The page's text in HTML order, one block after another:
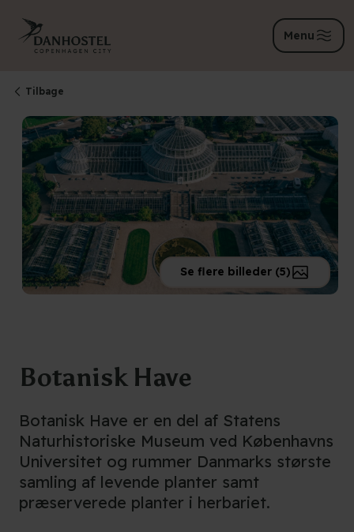
Menu
Tilbage
Se flere billeder (5)
Botanisk Have
Botanisk Have er en del af Statens
Naturhistoriske Museum ved Københavns
Universitet og rummer Danmarks største
samling af levende planter samt
præserverede planter i herbariet.